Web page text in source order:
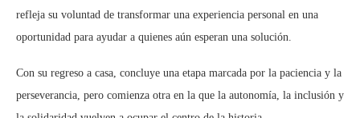
refleja su voluntad de transformar una experiencia personal en una
oportunidad para ayudar a quienes aún esperan una solución.
Con su regreso a casa, concluye una etapa marcada por la paciencia y la
perseverancia, pero comienza otra en la que la autonomía, la inclusión y